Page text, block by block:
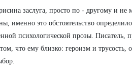
заслуга, просто по - другому и
именно это обстоятельство определило
психологической прозы. Писатель,
что ему близко: героизм и трусость,